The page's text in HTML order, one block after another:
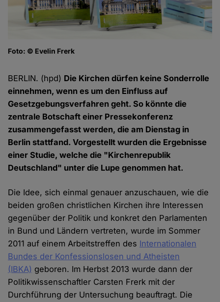
Foto: © Evelin Frerk
BERLIN. (hpd) Die Kirchen dürfen keine Sonderrolle
einnehmen, wenn es um den Einfluss auf
Gesetzgebungsverfahren geht. So könnte die
zentrale Botschaft einer Pressekonferenz
zusammengefasst werden, die am Dienstag in
Berlin stattfand. Vorgestellt wurden die Ergebnisse
einer Studie, welche die "Kirchenrepublik
Deutschland" unter die Lupe genommen hat.
Die Idee, sich einmal genauer anzuschauen, wie die
beiden großen christlichen Kirchen ihre Interessen
gegenüber der Politik und konkret den Parlamenten
in Bund und Ländern vertreten, wurde im Sommer
2011 auf einem Arbeitstreffen des Internationalen
Bundes der Konfessionslosen und Atheisten
(IBKA) geboren. Im Herbst 2013 wurde dann der
Politikwissenschaftler Carsten Frerk mit der
Durchführung der Untersuchung beauftragt. Die